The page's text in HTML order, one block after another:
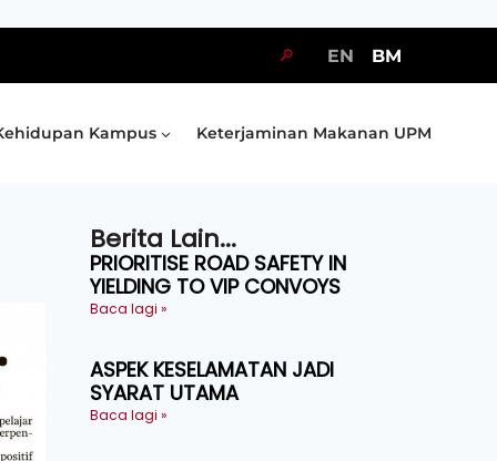
🔎 EN BM
Kampus Keterjaminan Makanan UPM
Berita Lain...
PRIORITISE ROAD SAFETY IN
YIELDING TO VIP CONVOYS
Baca lagi »
ASPEK KESELAMATAN JADI
SYARAT UTAMA
Baca lagi »